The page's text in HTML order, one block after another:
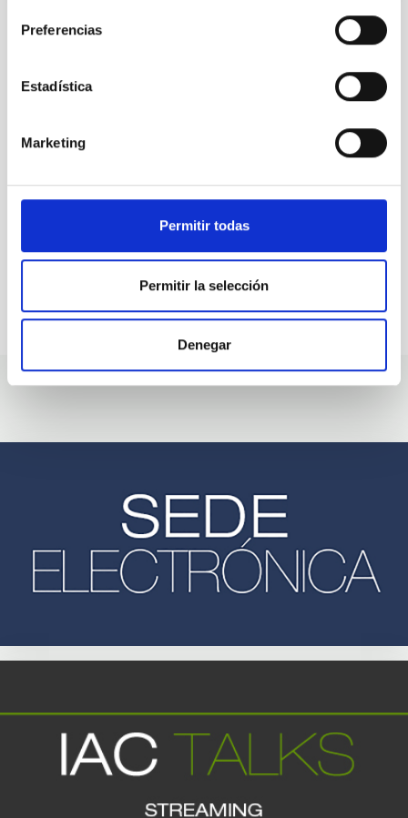
Preferencias
Estadística
Marketing
Permitir todas
Permitir la selección
Denegar
looking for people with
talent.